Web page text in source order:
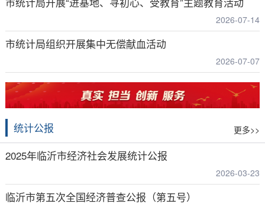
2026-07-14
市统计局组织开展集中无偿献血活动
2026-07-07
统计公报 更多>>
2025年临沂市经济社会发展统计公报
2026-03-23
临沂市第五次全国经济普查公报（第五号）